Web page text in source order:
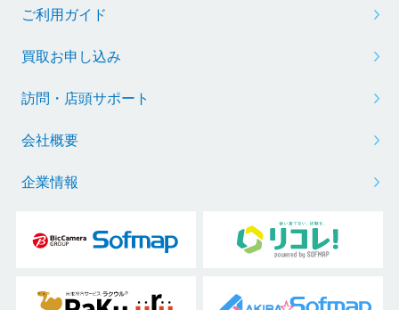
ご利用ガイド
買取お申し込み
訪問・店頭サポート
会社概要
企業情報